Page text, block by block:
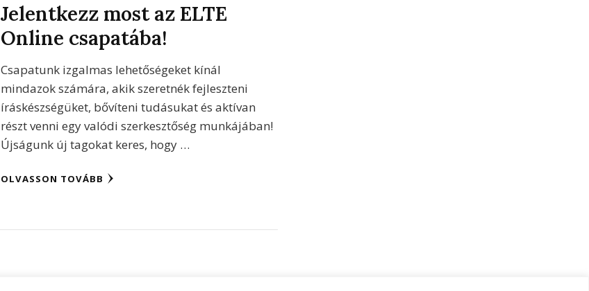
Jelentkezz most az ELTE
Online csapatába!
Csapatunk izgalmas lehetőségeket kínál
mindazok számára, akik szeretnék fejleszteni
íráskészségüket, bővíteni tudásukat és aktívan
részt venni egy valódi szerkesztőség munkájában!
Újságunk új tagokat keres, hogy …
OLVASSON TOVÁBB